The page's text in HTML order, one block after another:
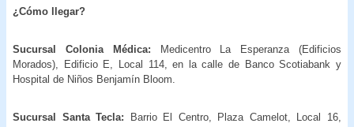
¿Cómo llegar?
Sucursal Colonia Médica: Medicentro La Esperanza (Edificios
Morados), Edificio E, Local 114, en la calle de Banco Scotiabank y
Hospital de Niños Benjamín Bloom.
Sucursal Santa Tecla: Barrio El Centro, Plaza Camelot, Local 16,